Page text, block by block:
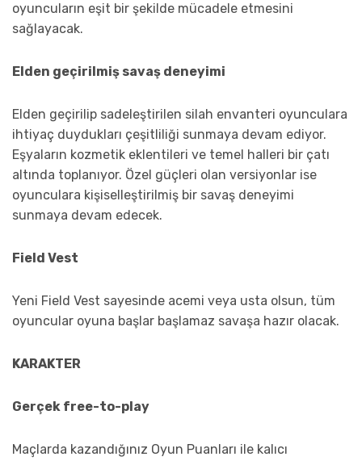
oyuncuların eşit bir şekilde mücadele etmesini
sağlayacak.
Elden geçirilmiş savaş deneyimi
Elden geçirilip sadeleştirilen silah envanteri oyunculara
ihtiyaç duydukları çeşitliliği sunmaya devam ediyor.
Eşyaların kozmetik eklentileri ve temel halleri bir çatı
altında toplanıyor. Özel güçleri olan versiyonlar ise
oyunculara kişiselleştirilmiş bir savaş deneyimi
sunmaya devam edecek.
Field Vest
Yeni Field Vest sayesinde acemi veya usta olsun, tüm
oyuncular oyuna başlar başlamaz savaşa hazır olacak.
KARAKTER
Gerçek free-to-play
Maçlarda kazandığınız Oyun Puanları ile kalıcı